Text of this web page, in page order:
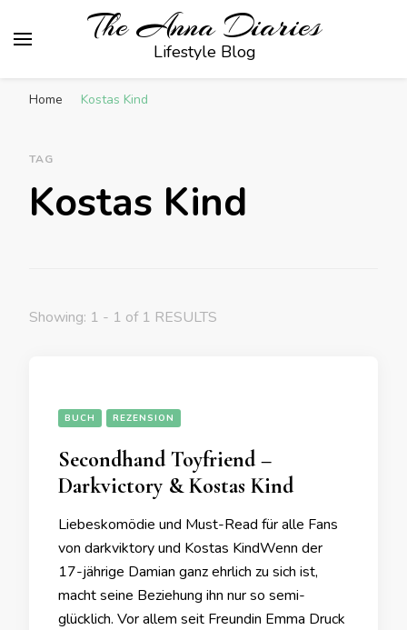
The Anna Diaries
Lifestyle Blog
Home Kostas Kind
TAG
Kostas Kind
Showing: 1 - 1 of 1 RESULTS
BUCH REZENSION
Secondhand Toyfriend –
Darkvictory & Kostas Kind
Liebeskomödie und Must-Read für alle Fans
von darkviktory und Kostas KindWenn der
17-jährige Damian ganz ehrlich zu sich ist,
macht seine Beziehung ihn nur so semi-
glücklich. Vor allem seit Freundin Emma Druck